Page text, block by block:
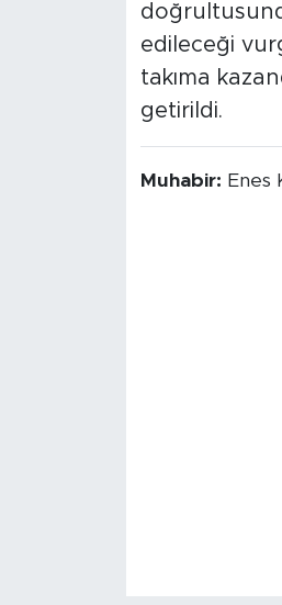
edileceği
takıma
getirildi.
Muhabir: Enes